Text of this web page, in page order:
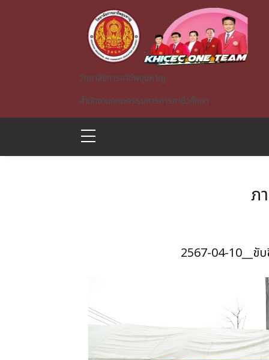
วิทยาลัยการอาชีพขุนหาญ
สำนักงานคณะกรรมการการอาชีวศึกษา
ภ
2567-04-10__ขั